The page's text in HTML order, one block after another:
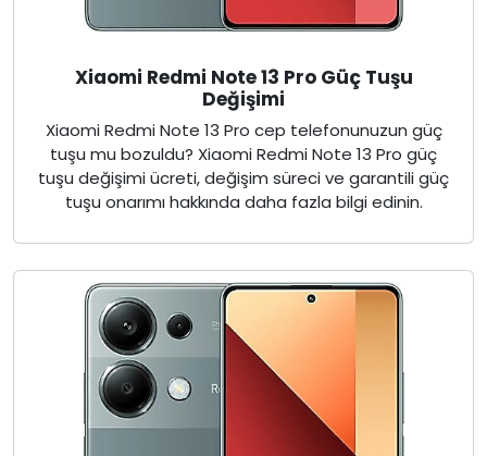
Xiaomi Redmi Note 13 Pro Güç Tuşu
Değişimi
Xiaomi Redmi Note 13 Pro cep telefonunuzun güç
tuşu mu bozuldu? Xiaomi Redmi Note 13 Pro güç
tuşu değişimi ücreti, değişim süreci ve garantili güç
tuşu onarımı hakkında daha fazla bilgi edinin.